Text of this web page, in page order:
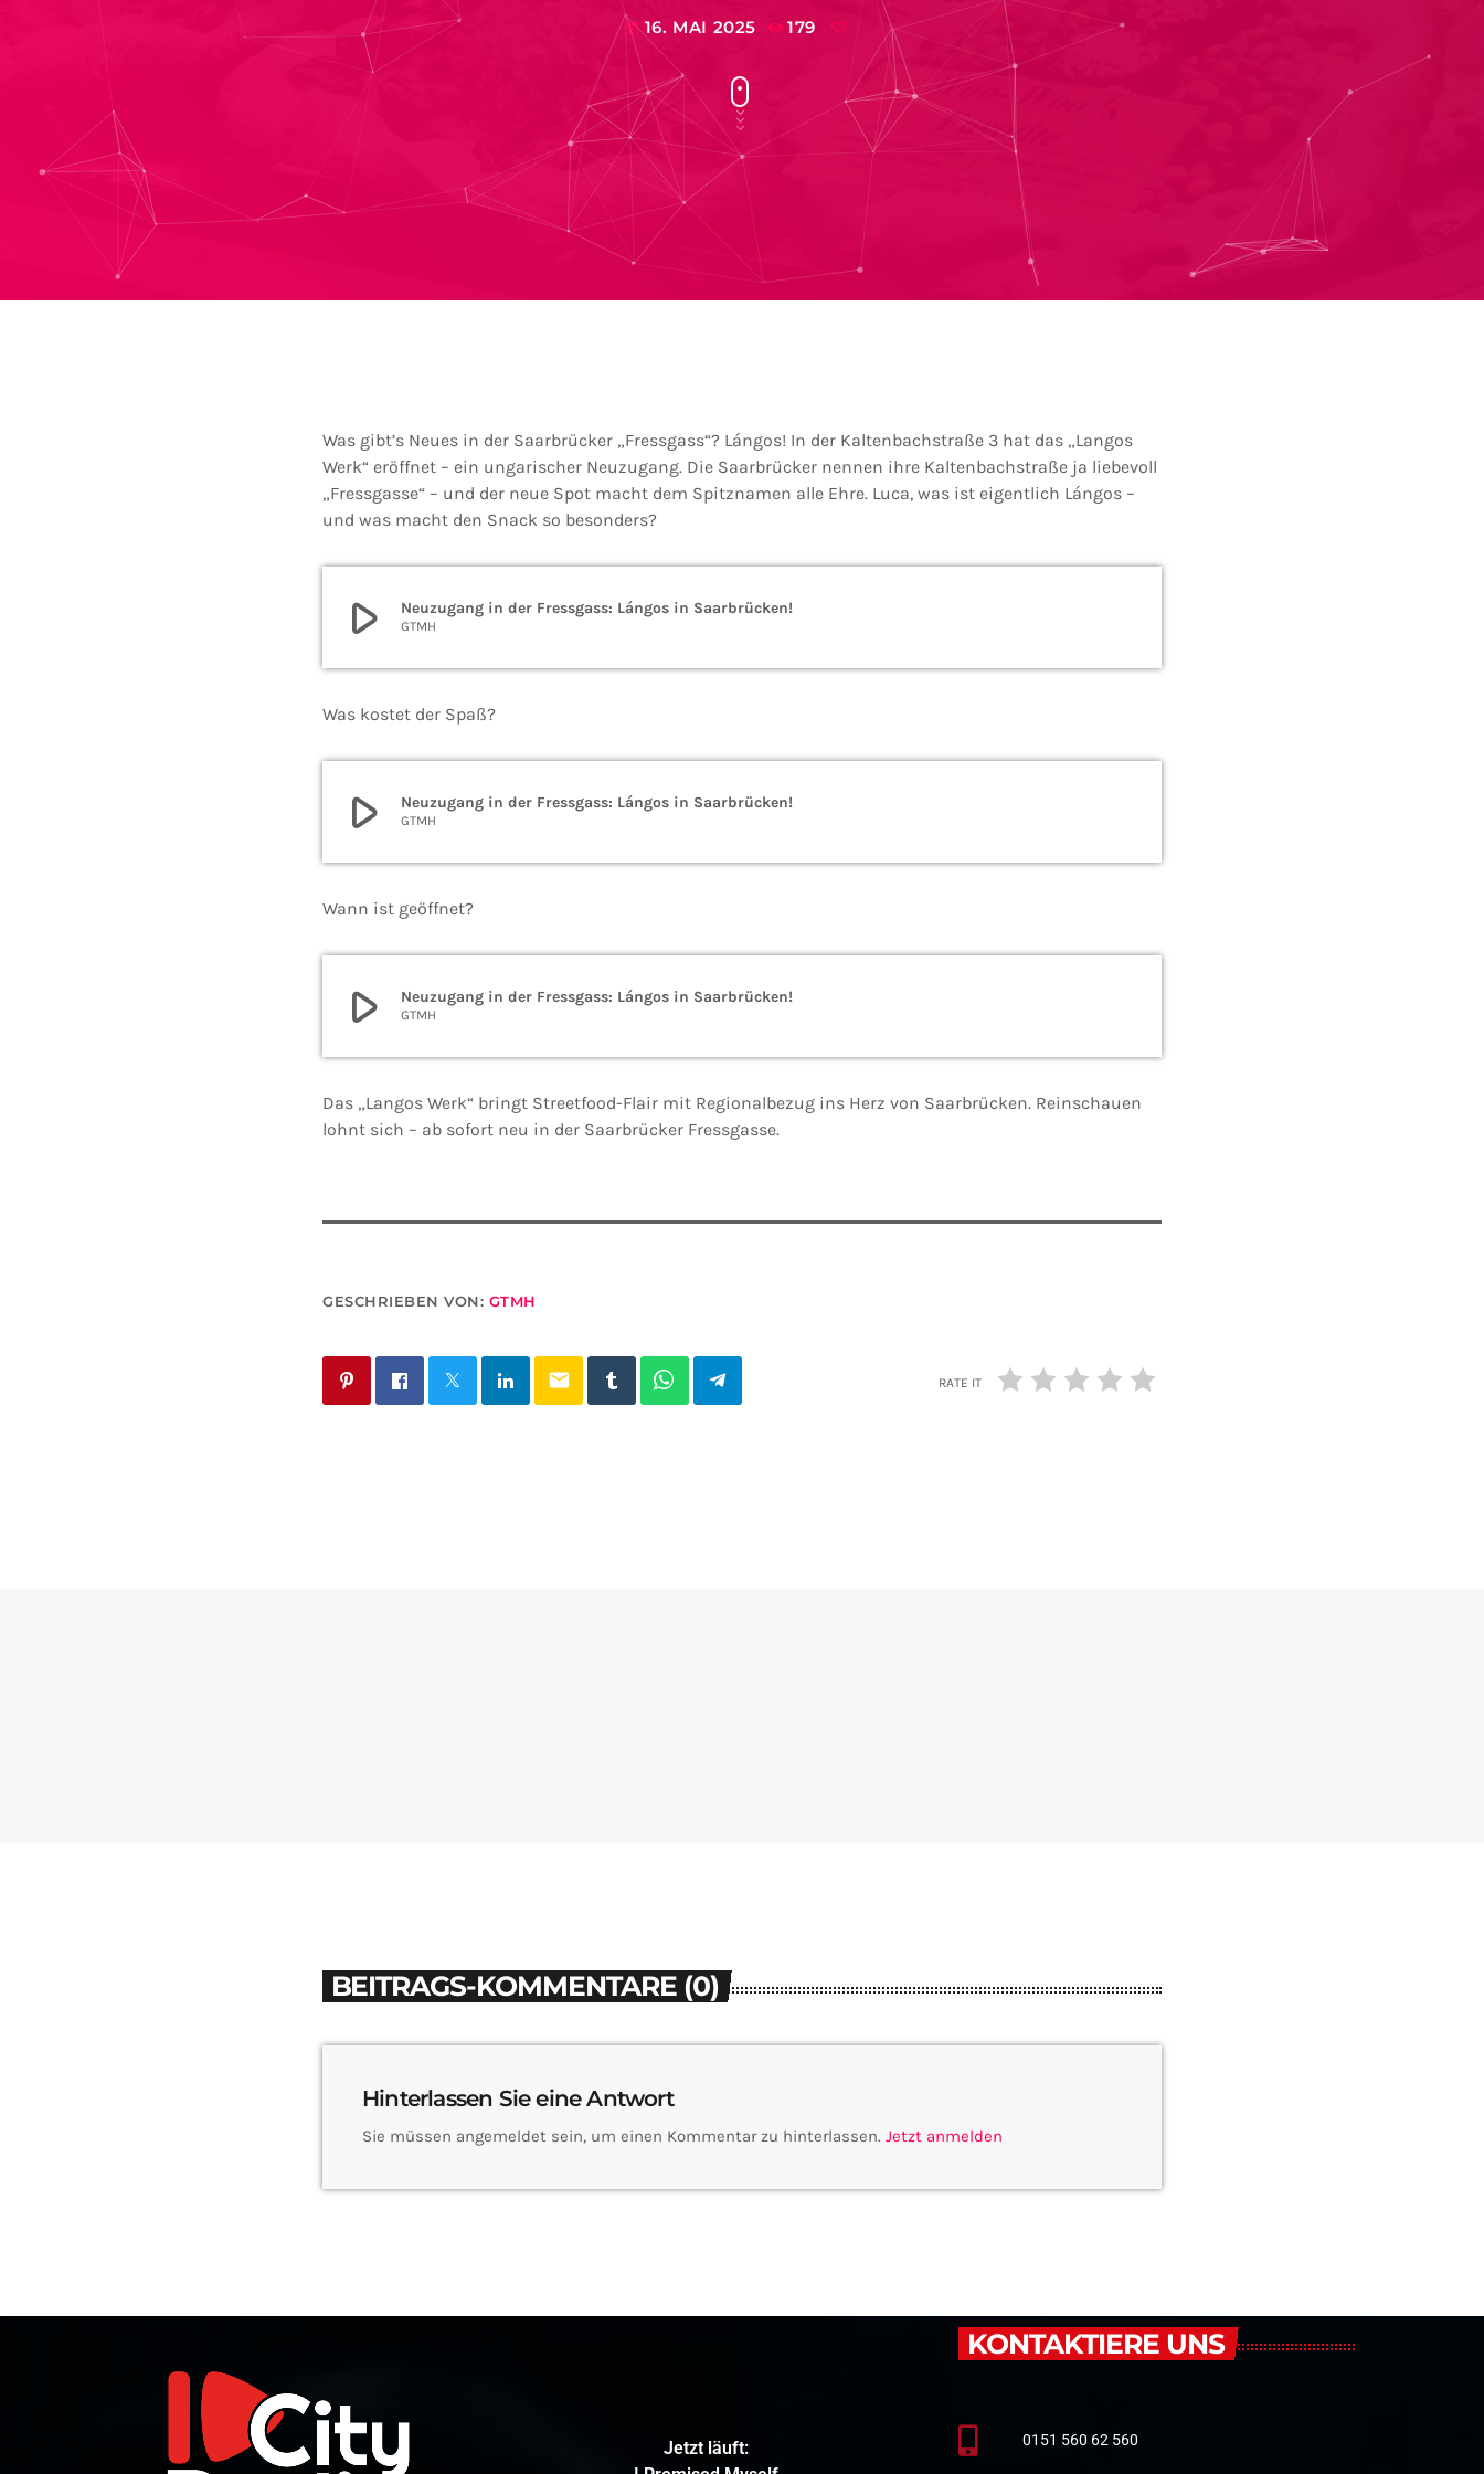
today 16. MAI 2025 179
Was gibt’s Neues in der Saarbrücker „Fressgass“? Lángos! In der Kaltenbachstraße 3 hat das „Langos
Werk“ eröffnet – ein ungarischer Neuzugang. Die Saarbrücker nennen ihre Kaltenbachstraße ja liebevoll
„Fressgasse“ – und der neue Spot macht dem Spitznamen alle Ehre. Luca, was ist eigentlich Lángos –
und was macht den Snack so besonders?
play_arrow Neuzugang in der Fressgass: Lángos in Saarbrücken!
GTMH
Was kostet der Spaß?
play_arrow Neuzugang in der Fressgass: Lángos in Saarbrücken!
GTMH
Wann ist geöffnet?
play_arrow Neuzugang in der Fressgass: Lángos in Saarbrücken!
GTMH
Das „Langos Werk“ bringt Streetfood-Flair mit Regionalbezug ins Herz von Saarbrücken. Reinschauen
lohnt sich – ab sofort neu in der Saarbrücker Fressgasse.
GESCHRIEBEN VON: GTMH
email RATE IT
BEITRAGS-KOMMENTARE (0)
Hinterlassen Sie eine Antwort
Sie müssen angemeldet sein, um einen Kommentar zu hinterlassen. Jetzt anmelden
Jetzt läuft:
KONTAKTIERE UNS
0151 560 62 560